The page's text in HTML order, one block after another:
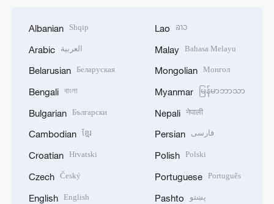
Albanian Shqip
Arabic العربية
Belarusian Беларуская
Bengali বাংলা
Bulgarian Български
Cambodian ខ្មែរ
Croatian Hrvatski
Czech Český
English English
Lao ລາວ
Malay Bahasa Melayu
Mongolian Монгол
Myanmar မြန်မာဘာသာ
Nepali नेपाली
Persian فارسی
Polish Polski
Portuguese Português
Pashto پښتو